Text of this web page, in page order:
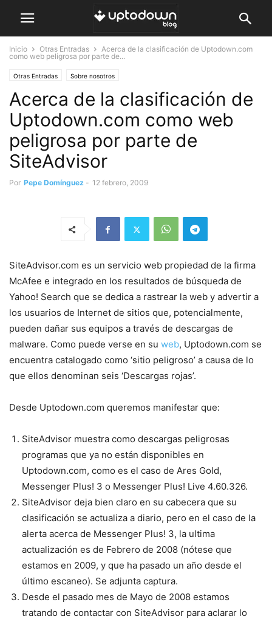
Inicio Otras Entradas
Acerca de la clasificación de Uptodown.com
como web peligrosa por parte de...
Otras Entradas Sobre nosotros
Acerca de la clasificación de
Uptodown.com como web
peligrosa por parte de
SiteAdvisor
Por Pepe Domínguez - 12 febrero, 2009
SiteAdvisor.com es un servicio web propiedad de la firma
McAfee e integrado en los resultados de búsqueda de
Yahoo! Search que se dedica a rastrear la web y advertir a
los usuarios de Internet de sitios que, potencialmente,
pueden dañar sus equipos a través de descargas de
malware. Como puede verse en su web, Uptodown.com se
encuentra catalogado como ‘sitio peligroso’ a causa de lo
que ellos denominan seis ‘Descargas rojas’.
Desde Uptodown.com queremos manifestar que:
SiteAdvisor muestra como descargas peligrosas
programas que ya no están disponibles en
Uptodown.com, como es el caso de Ares Gold,
Messenger Plus! 3 o Messenger Plus! Live 4.60.326.
SiteAdvisor deja bien claro en su cabecera que su
clasificación se actualiza a diario, pero en el caso de la
alerta acerca de Messenger Plus! 3, la ultima
actualización es de Febrero de 2008 (nótese que
estamos en 2009, y que ha pasado un año desde el
último escaneo). Se adjunta captura.
Desde el pasado mes de Mayo de 2008 estamos
tratando de contactar con SiteAdvisor para aclarar lo